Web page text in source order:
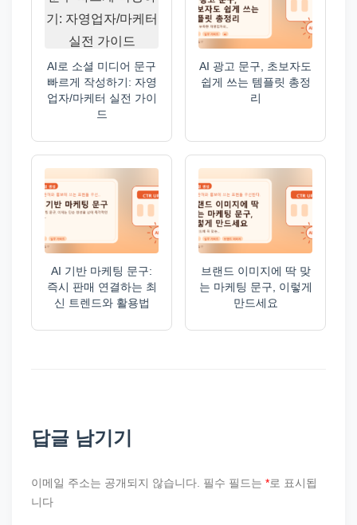
AI로 소셜 미디어 문구
빠르게 작성하기: 자영
업자/마케터 실전 가이
드
AI 광고 문구, 초보자도
쉽게 쓰는 템플릿 총정
리
AI 기반 마케팅 문구:
즉시 판매 연결하는 최
신 트렌드와 활용법
브랜드 이미지에 딱 맞
는 마케팅 문구, 이렇게
만드세요
답글 남기기
이메일 주소는 공개되지 않습니다. 필수 필드는 *로 표시됩
니다